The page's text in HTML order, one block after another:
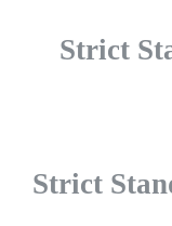
Strict
Strict